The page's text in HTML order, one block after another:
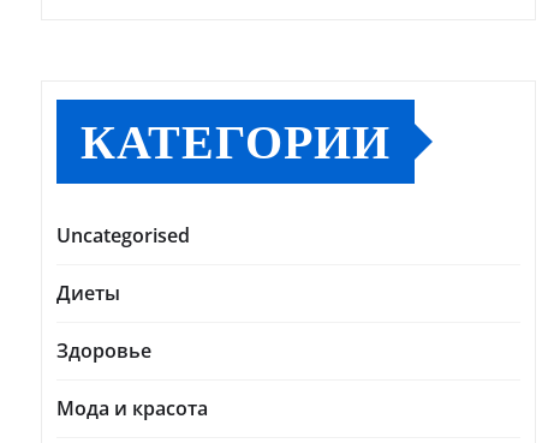
КАТЕГОРИИ
Uncategorised
Диеты
Здоровье
Мода и красота